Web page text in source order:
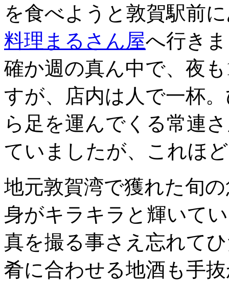
を食べようと敦賀駅前
料理まるさん屋へ行き
確か週の真ん中で、夜
すが、店内は人で一杯
ら足を運んでくる常連
ていましたが、これほ
地元敦賀湾で獲れた旬
身がキラキラと輝いて
真を撮る事さえ忘れて
肴に合わせる地酒も手